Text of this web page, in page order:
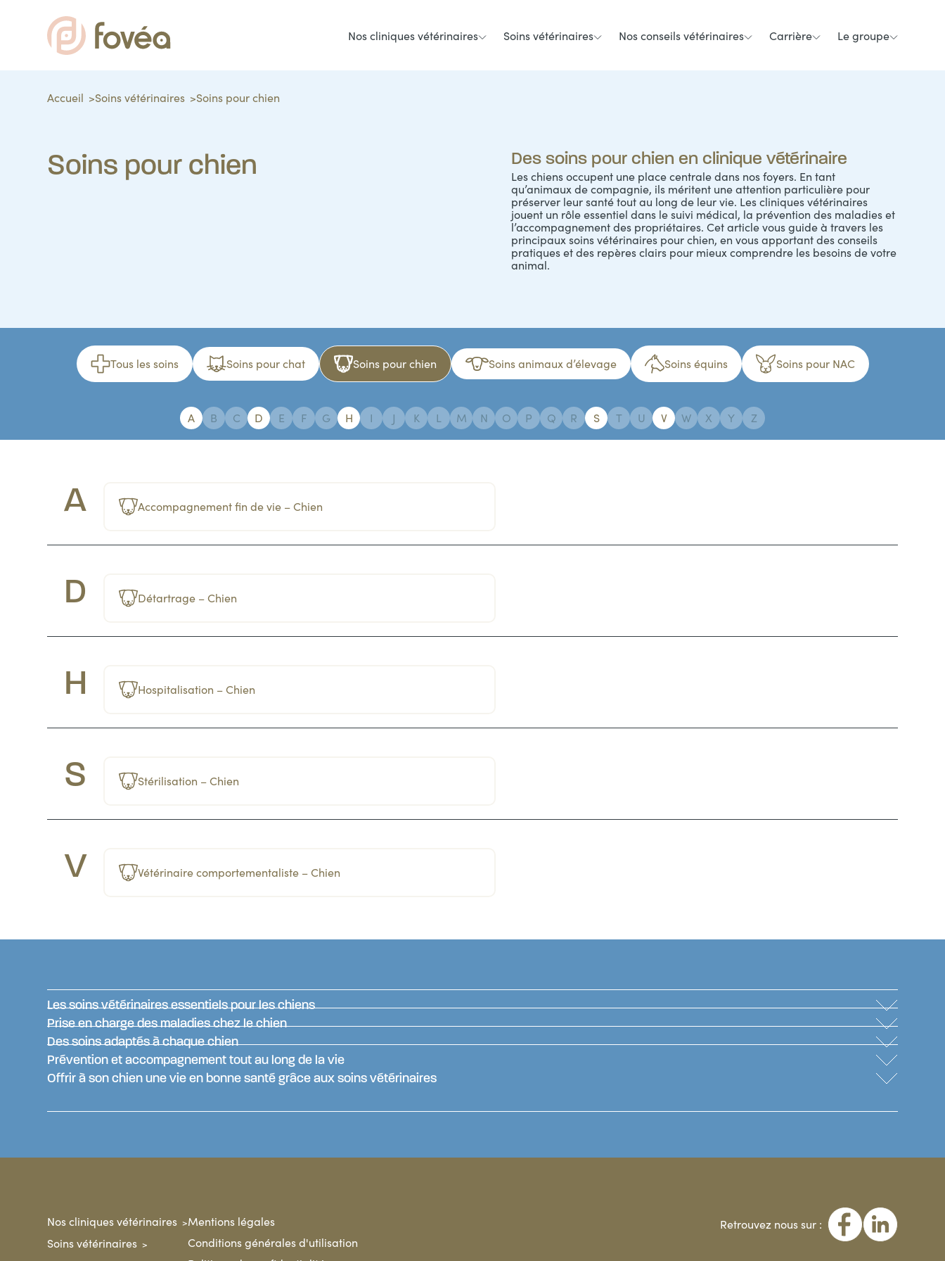
Nos cliniques vétérinaires Soins vétérinaires Nos conseils vétérinaires Carrière Le groupe
Accueil Soins vétérinaires Soins pour chien
Soins pour chien Des soins pour chien en clinique vétérinaire
Les chiens occupent une place centrale dans nos foyers. En tant
qu’animaux de compagnie, ils méritent une attention particulière pour
préserver leur santé tout au long de leur vie. Les cliniques vétérinaires
jouent un rôle essentiel dans le suivi médical, la prévention des maladies et
l’accompagnement des propriétaires. Cet article vous guide à travers les
principaux soins vétérinaires pour chien, en vous apportant des conseils
pratiques et des repères clairs pour mieux comprendre les besoins de votre
animal.
Tous les soins Soins pour chat Soins pour chien Soins animaux d’élevage Soins équins Soins pour NAC
A B C D E F G H I J K L M N O P Q R S T U V W X Y Z
A Accompagnement fin de vie – Chien
D Détartrage – Chien
H Hospitalisation – Chien
S Stérilisation – Chien
V Vétérinaire comportementaliste – Chien
Les soins vétérinaires essentiels pour les chiens
Prise en charge des maladies chez le chien
Des soins adaptés à chaque chien
Prévention et accompagnement tout au long de la vie
Offrir à son chien une vie en bonne santé grâce aux soins vétérinaires
Nos cliniques vétérinaires
Soins vétérinaires
Mentions légales
Conditions générales d'utilisation
Retrouvez nous sur :